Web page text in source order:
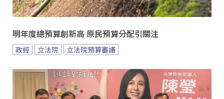
明年度總預算創新高 原民預算分配引關注
政經 立法院 立法院預算審議